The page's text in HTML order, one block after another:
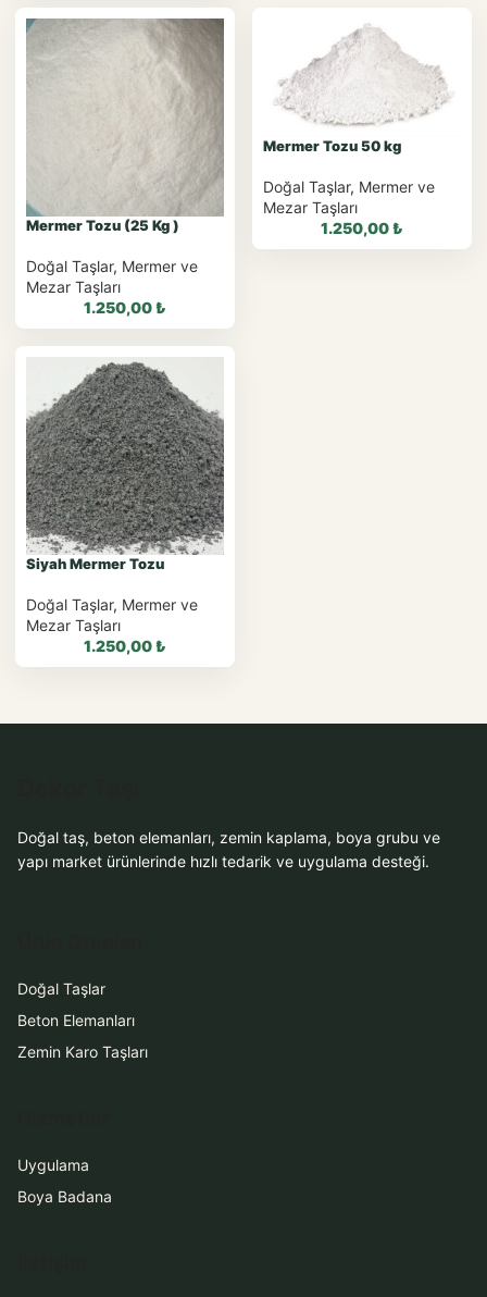
WhatsApp ile Sipariş
WhatsApp Teklif Al
WhatsApp ile
Sipariş
WhatsApp Teklif Al
Mermer Tozu (25 Kg )
Doğal Taşlar, Mermer ve
Mezar Taşları
1.250,00₺
WhatsApp ile Sipariş
WhatsApp Teklif Al
Mermer Tozu 50 kg
Doğal Taşlar, Mermer ve
Mezar Taşları
1.250,00₺
Siyah Mermer Tozu
Doğal Taşlar, Mermer ve
Mezar Taşları
1.250,00₺
WhatsApp Teklif Al
Doğal taş, beton elemanları, zemin kaplama, boya grubu ve
yapı market ürünlerinde hızlı tedarik ve uygulama desteği.
Doğal Taşlar
Beton Elemanları
Zemin Karo Taşları
Uygulama
Boya Badana